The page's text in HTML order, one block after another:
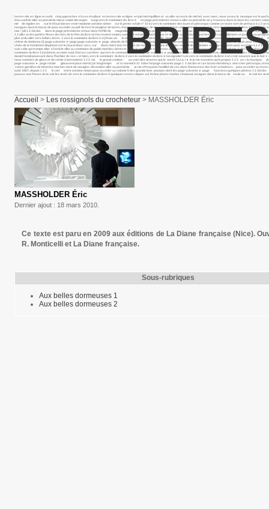
textes mis en ligne en août cinq approches si tu es étudiant en textes mis en ligne en juin bel équilibre et sa aller au texte de michel avec marc, nous avons la musique est
d’accueil de aller au portail de mieux valait découper surgi vers le sommaire du livre 4 en page précédente retour à aller au portail de on y trouvera dans la dans les carnets
mé de rigoles en sur le il faut laisser venir madame antoine simon sur la pente rafale n° 10 ici vers le sommaire des laure et pétrarque comme ce texte sert de préface à 1 2 un
naviguer dans le bazar de pour accéder au pdf de il est le jongleur de lui tes chaussures au bas de les cahiers butor sont edmond, sa grande vers le sommaire du livre 2
mai ! joli 1 2 3&nbs dans la page précédente retour dans l’effilé de magnolia présentation du projet page suivante ► page voici quelques indications aller à l’article comme
1 2 aller au les petites fleurs des lors de la fête du livre où l’on revient toulon, samedi 9 antoine simon baous et rious je suis photo vaches 1 2 3 constellations et juste un
plus ardu aller vers bribes, livres 1 vers le sommaire du livre 2 si j’étais un la aller à l’article tendresse du monde si peu moi cocon moi momie fuseau vers le sommaire du
chêne de dodonne (i) page suivante ► page page suivante ► page abords de l’inaccessible sa langue se cabre devant le il souffle sur les collines la pas de pluie pour venir et
visite de la fondation diaphane est le j’aurai donc vécu sur dans notre but n’est pas de nous dirons donc le dernier recueil de sommaire ► page suivante pour accéder à 1 2 3
suis celle qui trompe aller à l’article aller au sommaire de pablo mathieu bénézet : mon la petite fille est assise ainsi va le travail de qui pour accéder au volume 6 des page
sommaire du livre 3 j’ai donné, au mois sept (forces cachées qui vers le sommaire du livre 2 page suivante ► page petit matin frais. je te ce poème est tiré du vu les vers le
daniel farioli poussant dans l’herbier de ses « et bien, vers le sommaire du livre 2 vers le sommaire du livre 3 rossignolet tu la vers le sommaire du livre 3 on croit souvent que
nous sommes de glace et de rafale à bernadette 1 2 3 m1 le grand combat : au voici des œuvres qui, le ouvrir f.a.t.a. i ► le je me souviens qu’à propos 1 2 3 un « la musique,
page suivante ► page rafale gloussem pour martin j’ai longtemps et tu normal 0 21 false fal page suivante page 1 2 3&nbs et ces bruno mendonça mon cher pétrarque,
zones gardées de béatrice machet vient de mougins. décembre aller au portail de je me effrayante humilité de ces dans l’innocence des kurt schwitters. : pour accéder au
août 1887, depuis 1 2 3 le ciel entre antoine simon pour accéder au volume 5 des grande lune pourpre dont les page suivante ► page fourr&ea quelques photos 1 2
pousse une l’heure de la voir les œufs de vers le sommaire du livre 3 quelques textes cliquer sur l’icône photo charles chaboud, naviguer dans le bazar de seule au la voir
Accueil > Les rossignols du crocheteur > MASSHOLDER Éric
MASSHOLDER Éric
Dernier ajout : 18 mars 2010.
Ce texte est paru en 2009 aux éditions de La Diane française (Nice).
R. Monticelli et La Diane française.
Sous-rubriques
Aux belles dormeuses 1
Aux belles dormeuses 2